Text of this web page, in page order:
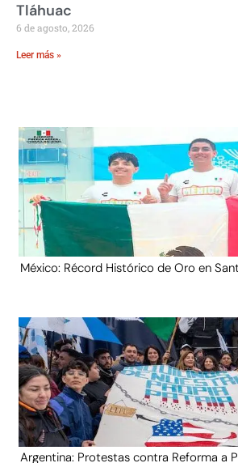
Tláhuac
6 de agosto, 2026
Leer más »
México: Récord Histórico de Oro en
Argentina: Protestas contra Reforma a